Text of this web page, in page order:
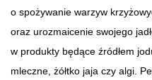
o spożywanie warzyw
oraz urozmaicenie swojego
w produkty będące źródłem
mleczne, żółtko jaja czy algi.